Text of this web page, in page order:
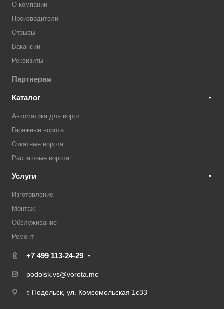
О компании
Производители
Отзывы
Вакансии
Реквизиты
Партнерам
Каталог
Автоматика для ворот
Гаражные ворота
Откатные ворота
Распашные ворота
Услуги
Изготовление
Монтаж
Обслуживание
Ремонт
+7 499 113-24-29
podolsk.vs@vorota.me
г. Подольск, ул. Комсомольская 1с33